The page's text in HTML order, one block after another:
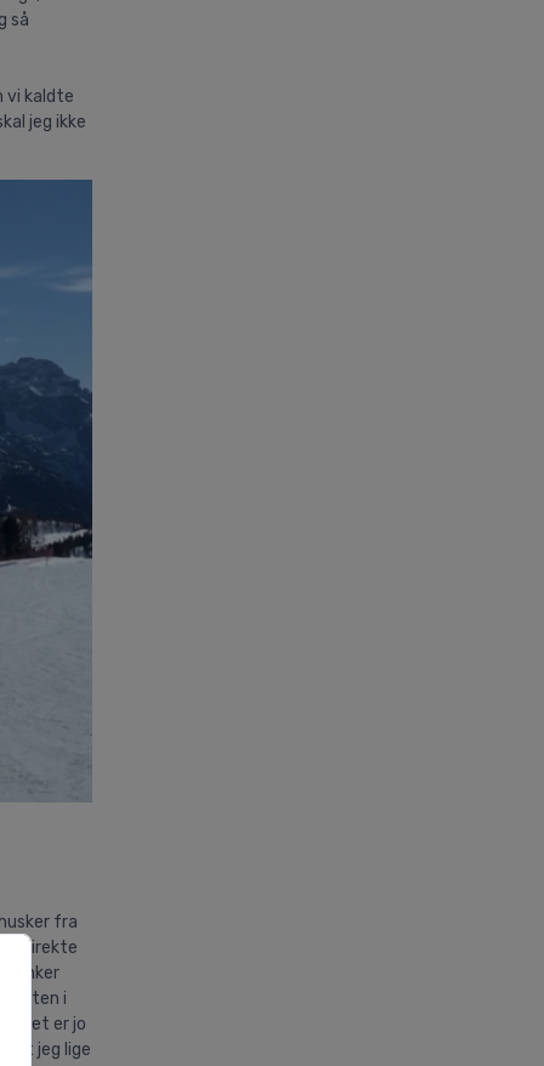
så
vi kaldte
jeg ikke
fra
direkte
tænker
liften i
Det er jo
at jeg lige